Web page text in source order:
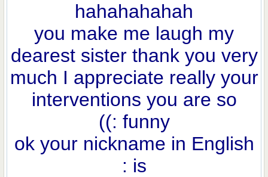
hahahahahah
you make me laugh my
dearest sister thank you very
much I appreciate really your
interventions you are so
funny :))
ok your nickname in English
is :